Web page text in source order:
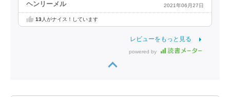
ヘンリーメル 2021年06月27日
13人がナイス！しています
レビューをもっと見る
powered by